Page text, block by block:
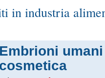
in industria
Embrioni
cosmetica